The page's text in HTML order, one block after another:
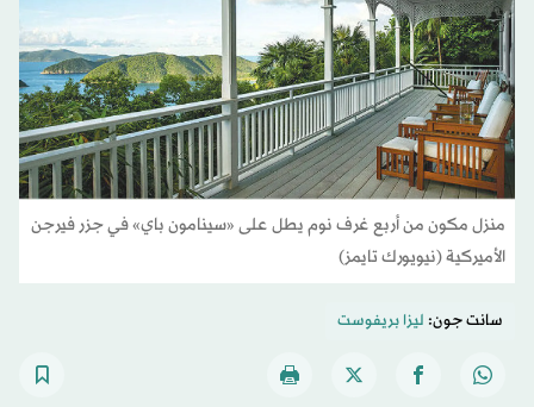
منزل مكون من أربع غرف نوم يطل على «سينامون باي» في جزر فيرجن
الأميركية (نيويورك تايمز)
سانت جون: ليزا بريفوست